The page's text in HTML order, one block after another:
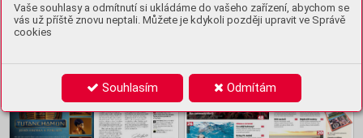
Vaše souhlasy a odmítnutí si ukládáme do vašeho zařízení, abychom se
vás už příště znovu neptali. Můžete je kdykoli později upravit ve Správě
cookies
Souhlasím Odmítám
Obsah